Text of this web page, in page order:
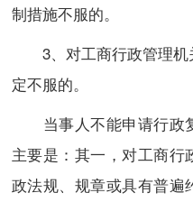
制措施不服的。
3、对工商行政管理机
定不服的。
当事人不能申请行政
主要是：其一，对工商行
政法规、规章或具有普遍